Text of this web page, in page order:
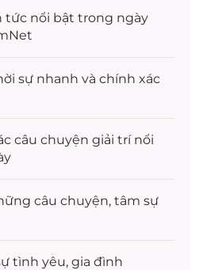
tức nổi bật trong ngày
sự nhanh và chính xác
câu chuyện giải trínổi
câu chuyện, tâm sự
tình yêu, gia đình